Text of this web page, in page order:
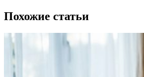
Похожие статьи